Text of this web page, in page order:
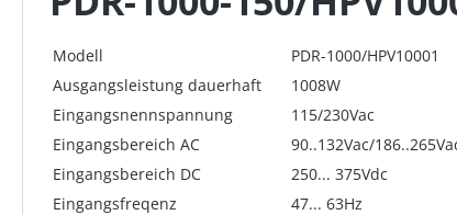
Modell
PDR-1000/HPV10001
Ausgangsleistung dauerhaft
1008W
Eingangsnennspannung
115/230Vac
Eingangsbereich AC
90..132Vac/
Eingangsbereich DC
250... 375Vdc
Eingangsfreqenz
47... 63Hz